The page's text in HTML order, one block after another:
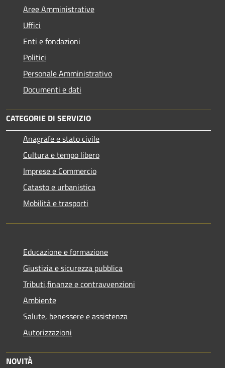
Aree Amministrative
Uffici
Enti e fondazioni
Politici
Personale Amministrativo
Documenti e dati
CATEGORIE DI SERVIZIO
Anagrafe e stato civile
Cultura e tempo libero
Imprese e Commercio
Catasto e urbanistica
Mobilità e trasporti
Educazione e formazione
Giustizia e sicurezza pubblica
Tributi,finanze e contravvenzioni
Ambiente
Salute, benessere e assistenza
Autorizzazioni
NOVITÀ